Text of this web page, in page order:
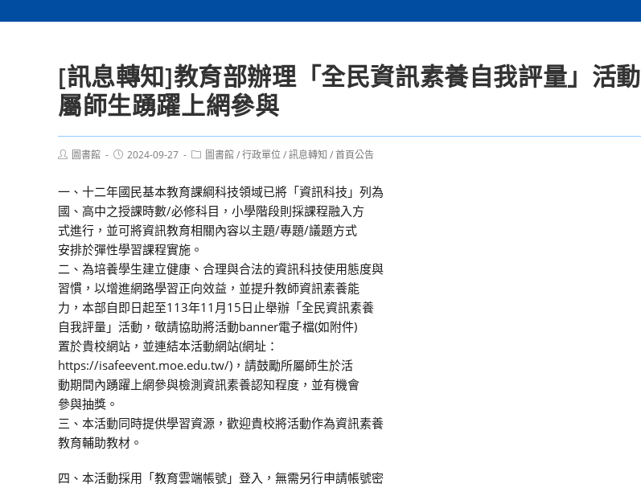
[訊息轉知]教育部辦理「全民資訊素養自我評量」活
屬師生踴躍上網參與
Post圖書館
Post2024-09-27
Post圖書館/行政單位/訊息轉知 /首頁公告
一、十二年國民基本教育課綱科技領域已將「資訊科技」列為
國、高中之授課時數/必修科目，小學階段則採課程融入方
式進行，並可將資訊教育相關內容以主題/專題/議題方式
安排於彈性學習課程實施。
二、為培養學生建立健康、合理與合法的資訊科技使用態度與
習慣，以增進網路學習正向效益，並提升教師資訊素養能
力，本部自即日起至113年11月15日止舉辦「全民資訊素養
自我評量」活動，敬請協助將活動banner電子檔(如附件)
置於貴校網站，並連結本活動網站(網址：
https://isafeevent.moe.edu.tw/)，請鼓勵所屬師生於活
動期間內踴躍上網參與檢測資訊素養認知程度，並有機會
參與抽獎。
三、本活動同時提供學習資源，歡迎貴校將活動作為資訊素養
教育輔助教材。
四、本活動採用「教育雲端帳號」登入，無需另行申請帳號密